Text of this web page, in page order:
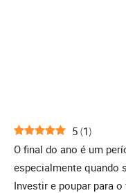
5 (1)
O final do ano é um
especialmente quando
Investir e poupar para